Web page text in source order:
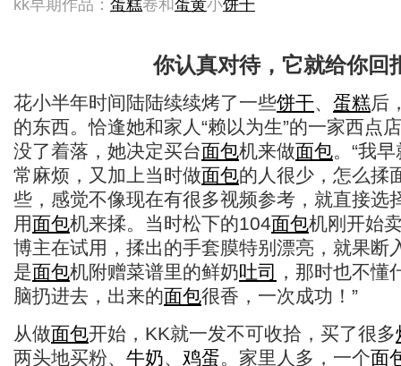
kk早期作品： 蛋糕卷和蛋黄小饼干
你认真对待，它就给你回
花小半年时间陆陆续续烤了一些饼干、 蛋糕后
的东西。恰逢她和家人“赖以为生”的一家西点
没了着落，她决定买台面包机来做面包。“我
常麻烦，又加上当时做面包的人很少，怎么揉
些，感觉不像现在有很多视频参考，就直接选
用面包机来揉。当时松下的104面包机刚开始
博主在试用，揉出的手套膜特别漂亮，就果断
是面包机附赠菜谱里的鲜奶吐司
，那时也不懂
脑扔进去，出来的面包很香，一次成功！”
从做面包开始，KK就一发不可收拾，买了很多
两头地买粉、 牛奶、 鸡蛋。家里人多，一个面